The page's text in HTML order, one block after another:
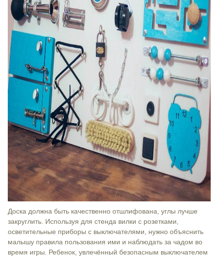
Доска должна быть качественно отшлифована, углы лучше
закруглить. Используя для стенда вилки с розетками,
осветительные приборы с выключателями, нужно объяснить
малышу правила пользования ими и наблюдать за чадом во
время игры. Ребенок, увлечённый безопасным выключателем